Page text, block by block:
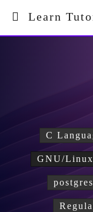
Learn
C
GNU/Linux